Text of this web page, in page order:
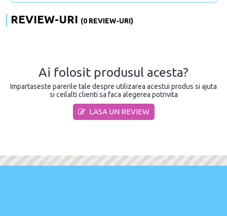
REVIEW-URI (0 REVIEW-URI)
Ai folosit produsul acesta?
Impartaseste parerile tale despre utilizarea acestui produs si ajuta
si ceilalti clienti sa faca alegerea potrivita
LASA UN REVIEW